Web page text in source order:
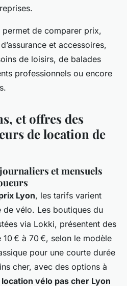
de comparer prix,
et accessoires,
de loisirs, de balades
professionnels ou encore
et offres des
de location de
et mensuels
Lyon, les tarifs varient
de vélo. Les boutiques du
via Lokki, présentent des
€ à 70 €, selon le modèle
pour une courte durée
cher, avec des options à
location vélo pas cher Lyon